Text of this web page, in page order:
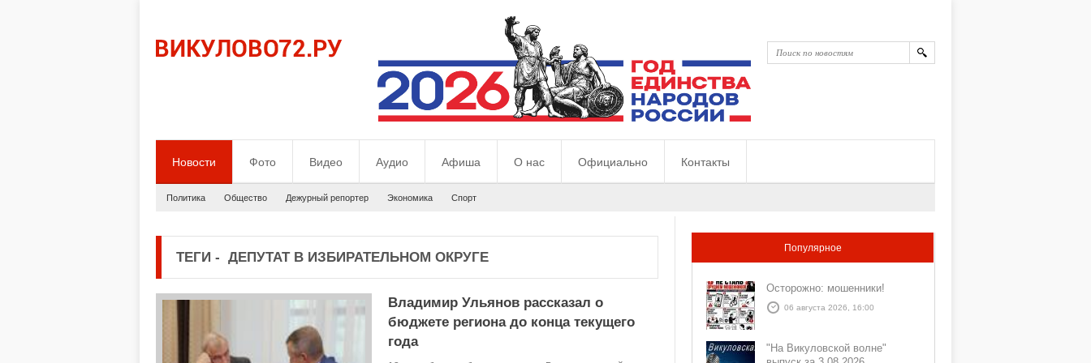
Новости Фото Видео Аудио Афиша О нас Официально Контакты
Политика Общество Дежурный репортер Экономика Спорт
ТЕГИ - ДЕПУТАТ В ИЗБИРАТЕЛЬНОМ ОКРУГЕ
Владимир Ульянов рассказал о
бюджете региона до конца текущего
года
Популярное
Осторожно: мошенники!
06 августа 2026, 16:00
"На Викуловской волне"